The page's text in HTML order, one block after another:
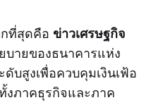
ที่สุดคือ ข่าวเศรษฐกิจ
บายของธนาคารแห่ง
บสูงเพื่อควบคุมเงินเฟ้อ
งภาคธุรกิจและภาค